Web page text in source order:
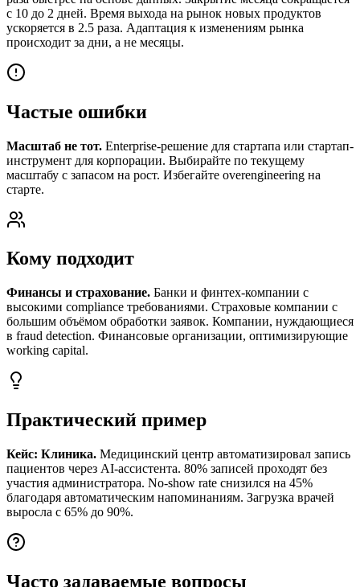
с 10 до 2 дней. Время выхода на рынок новых продуктов
ускоряется в 2.5 раза. Адаптация к изменениям рынка
происходит за дни, а не месяцы.
Частые ошибки
Масштаб не тот. Enterprise-решение для стартапа или стартап-
инструмент для корпорации. Выбирайте по текущему
масштабу с запасом на рост. Избегайте overengineering на
старте.
Кому подходит
Финансы и страхование. Банки и финтех-компании с
высокими compliance требованиями. Страховые компании с
большим объёмом обработки заявок. Компании, нуждающиеся
в fraud detection. Финансовые организации, оптимизирующие
working capital.
Практический пример
Кейс: Клиника. Медицинский центр автоматизировал запись
пациентов через AI-ассистента. 80% записей проходят без
участия администратора. No-show rate снизился на 45%
благодаря автоматическим напоминаниям. Загрузка врачей
выросла с 65% до 90%.
Часто задаваемые вопросы